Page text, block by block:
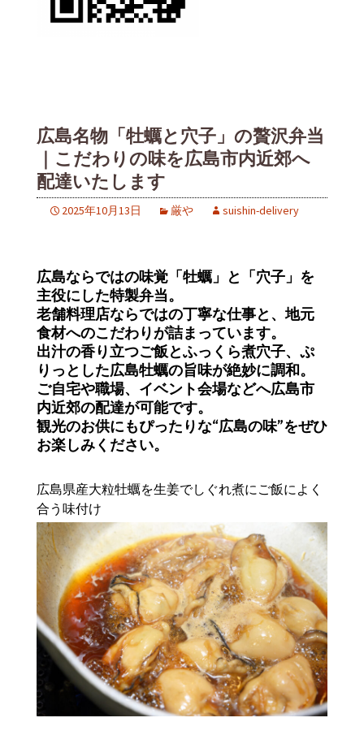
広島名物「牡蠣と穴子」の贅沢弁当
｜こだわりの味を広島市内近郊へ
配達いたします
2025年10月13日 厳や suishin-delivery
広島ならではの味覚「牡蠣」と「穴子」を
主役にした特製弁当。
老舗料理店ならではの丁寧な仕事と、地元
食材へのこだわりが詰まっています。
出汁の香り立つご飯とふっくら煮穴子、ぷ
りっとした広島牡蠣の旨味が絶妙に調和。
ご自宅や職場、イベント会場などへ広島市
内近郊の配達が可能です。
観光のお供にもぴったりな“広島の味”をぜひ
お楽しみください。
広島県産大粒牡蠣を生姜でしぐれ煮にご飯によく
合う味付け